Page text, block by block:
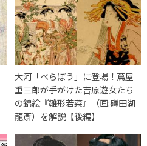
大河「べらぼう」に登場！蔦屋
重三郎が手がけた吉原遊女たち
の錦絵『雛形若菜』（画:礒田湖
龍斎）を解説【後編】